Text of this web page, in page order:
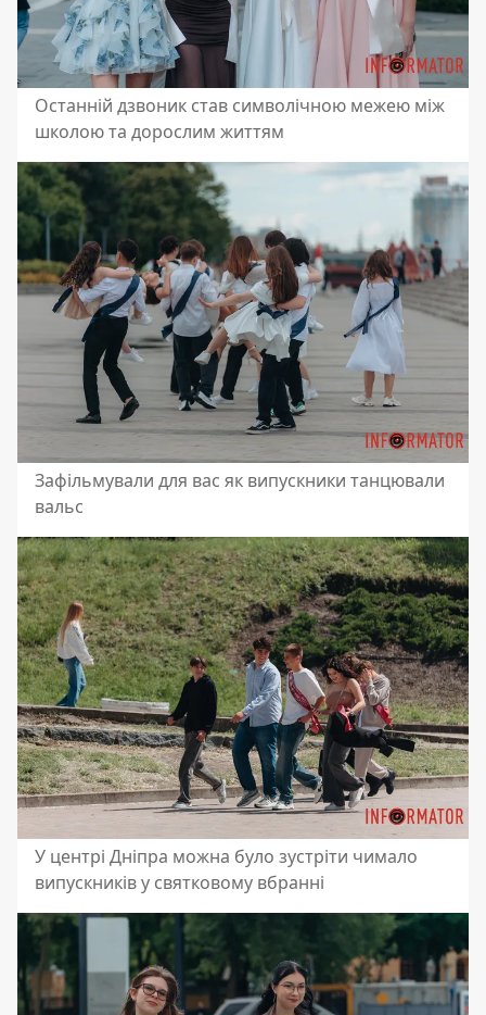
Останній дзвоник став символічною межею між
школою та дорослим життям
Зафільмували для вас як випускники танцювали
вальс
У центрі Дніпра можна було зустріти чимало
випускників у святковому вбранні